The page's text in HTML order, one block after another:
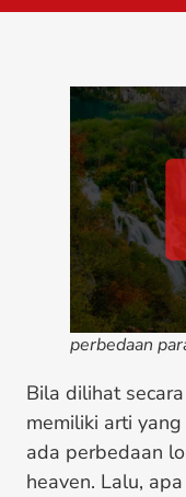
perbedaan
Bila dilihat
memiliki arti
ada perbedaan
heaven. Lalu,